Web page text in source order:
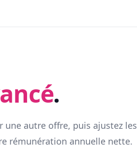
.
autre offre, puis ajustez les
rémunération annuelle nette.